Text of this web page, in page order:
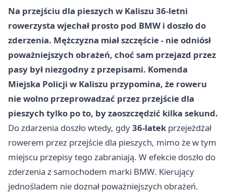
Na przejściu dla pieszych w Kaliszu 36-letni
rowerzysta wjechał prosto pod BMW i doszło do
zderzenia. Mężczyzna miał szczęście - nie odniósł
poważniejszych obrażeń, choć sam przejazd przez
pasy był niezgodny z przepisami. Komenda
Miejska Policji w Kaliszu przypomina, że roweru
nie wolno przeprowadzać przez przejście dla
pieszych tylko po to, by zaoszczędzić kilka sekund.
Do zdarzenia doszło wtedy, gdy36-latek przejeżdżał
rowerem przez przejście dla pieszych, mimo że w tym
miejscu przepisy tego zabraniają. W efekcie doszło do
zderzenia z samochodem marki BMW. Kierujący
jednośladem nie doznał poważniejszych obrażeń.